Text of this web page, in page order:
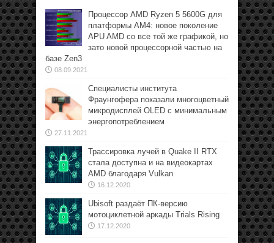
Процессор AMD Ryzen 5 5600G для
платформы АМ4: новое поколение
APU AMD со все той же графикой, но
зато новой процессорной частью на
базе Zen3
08.09.2021
Специалисты института
Фраунгофера показали многоцветный
микродисплей OLED с минимальным
энергопотреблением
27.11.2021
Трассировка лучей в Quake II RTX
стала доступна и на видеокартах
AMD благодаря Vulkan
16.12.2020
Ubisoft раздаёт ПК-версию
мотоциклетной аркады Trials Rising
17.12.2020